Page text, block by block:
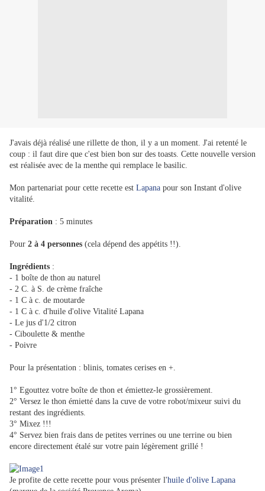
J'avais déjà réalisé une rillette de thon, il y a un moment. J'ai retenté le
coup : il faut dire que c'est bien bon sur des toasts. Cette nouvelle version
est réalisée avec de la menthe qui remplace le basilic.
Mon partenariat pour cette recette est Lapana pour son Instant d'olive
vitalité.
Préparation : 5 minutes
Pour 2 à 4 personnes (cela dépend des appétits !!).
Ingrédients :
- 1 boîte de thon au naturel
- 2 C. à S. de crème fraîche
- 1 C à c. de moutarde
- 1 C à c. d'huile d'olive Vitalité Lapana
- Le jus d'1/2 citron
- Ciboulette & menthe
- Poivre
Pour la présentation : blinis, tomates cerises en +.
1° Egouttez votre boîte de thon et émiettez-le grossièrement.
2° Versez le thon émietté dans la cuve de votre robot/mixeur suivi du
restant des ingrédients.
3° Mixez !!!
4° Servez bien frais dans de petites verrines ou une terrine ou bien
encore directement étalé sur votre pain légèrement grillé !
Je profite de cette recette pour vous présenter l'huile d'olive Lapana